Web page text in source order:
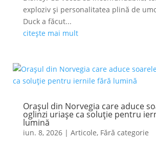
exploziv și personalitatea plină de
Duck a făcut...
citește mai mult
Orașul din Norvegia care aduce
oglinzi uriașe ca soluție pentru
lumină
iun. 8, 2026| Articole, Fără categorie